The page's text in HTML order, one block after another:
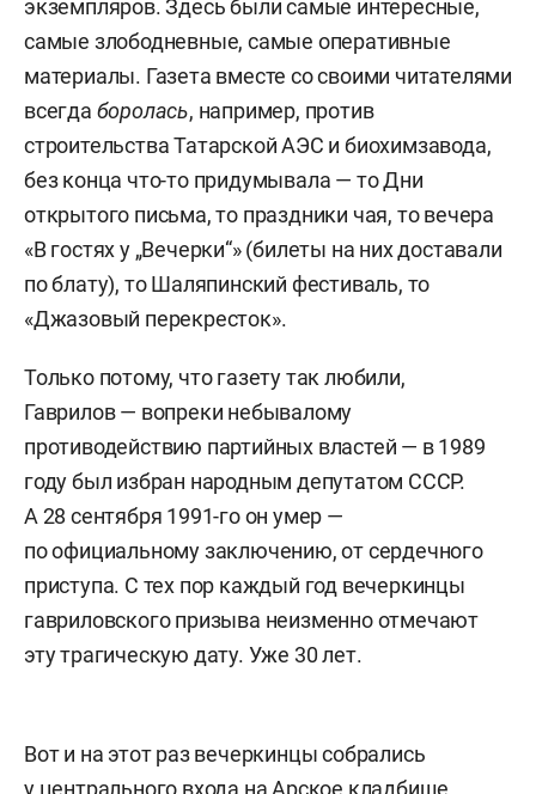
экземпляров. Здесь были самые интересные,
самые злободневные, самые оперативные
материалы. Газета вместе со своими читателями
всегда боролась, например, против
строительства Татарской АЭС и биохимзавода,
без конца что-то придумывала — то Дни
открытого письма, то праздники чая, то вечера
«В гостях у „Вечерки“» (билеты на них доставали
по блату), то Шаляпинский фестиваль, то
«Джазовый перекресток».
Только потому, что газету так любили,
Гаврилов — вопреки небывалому
противодействию партийных властей — в 1989
году был избран народным депутатом СССР.
А 28 сентября 1991-го он умер —
по официальному заключению, от сердечного
приступа. С тех пор каждый год вечеркинцы
гавриловского призыва неизменно отмечают
эту трагическую дату. Уже 30 лет.
Вот и на этот раз вечеркинцы собрались
у центрального входа на Арское кладбище